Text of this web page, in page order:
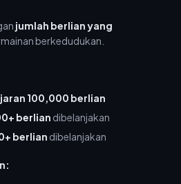
jumlah berlian yang
berkedudukan.
100,000 berlian
berlian dibelanjakan
berlian dibelanjakan